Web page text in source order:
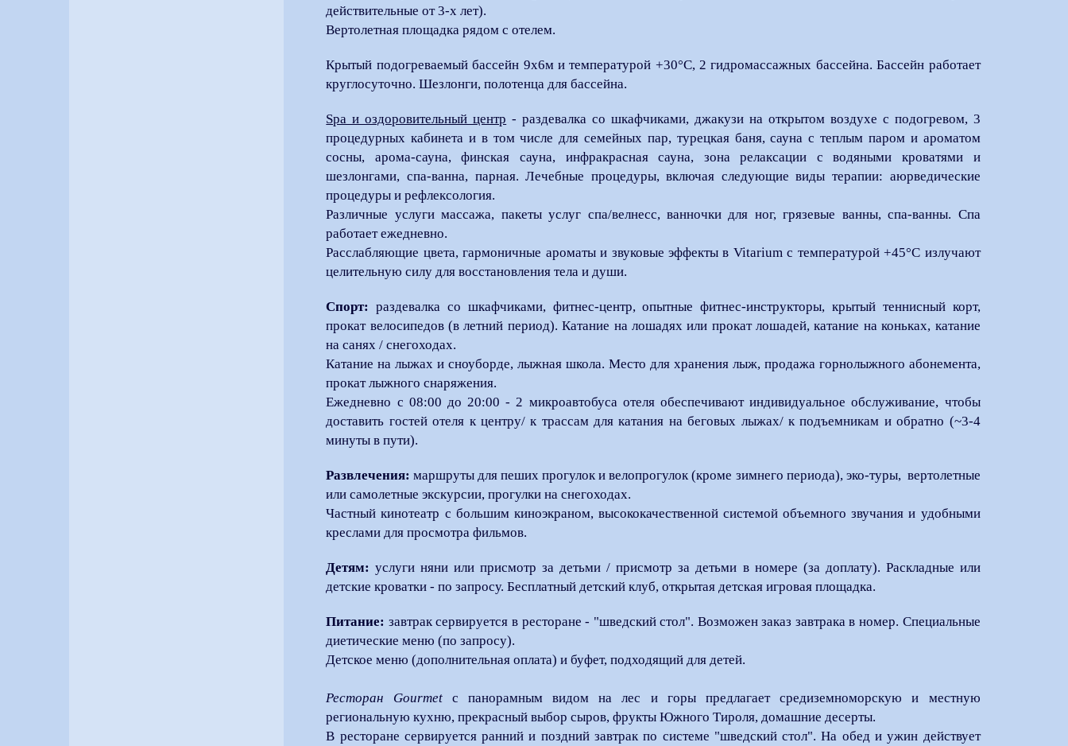
действительные от 3-х лет).
Вертолетная площадка рядом с отелем.
Крытый подогреваемый бассейн 9х6м и температурой +30°С, 2 гидромассажных бассейна. Бассейн работает
круглосуточно. Шезлонги, полотенца для бассейна.
Spa и оздоровительный центр - раздевалка со шкафчиками, джакузи на открытом воздухе с подогревом, 3
процедурных кабинета и в том числе для семейных пар, турецкая баня, сауна с теплым паром и ароматом
сосны, арома-сауна, финская сауна, инфракрасная сауна, зона релаксации с водяными кроватями и
шезлонгами, спа-ванна, парная. Лечебные процедуры, включая следующие виды терапии: аюрведические
процедуры и рефлексология.
Различные услуги массажа, пакеты услуг спа/велнесс, ванночки для ног, грязевые ванны, спа-ванны. Спа
работает ежедневно.
Расслабляющие цвета, гармоничные ароматы и звуковые эффекты в Vitarium с температурой +45°C излучают
целительную силу для восстановления тела и души.
Спорт: раздевалка со шкафчиками, фитнес-центр, опытные фитнес-инструкторы, крытый теннисный корт,
прокат велосипедов (в летний период). Катание на лошадях или прокат лошадей, катание на коньках, катание
на санях / снегоходах.
Катание на лыжах и сноуборде, лыжная школа. Место для хранения лыж, продажа горнолыжного абонемента,
прокат лыжного снаряжения.
Ежедневно с 08:00 до 20:00 - 2 микроавтобуса отеля обеспечивают индивидуальное обслуживание, чтобы
доставить гостей отеля к центру/ к трассам для катания на беговых лыжах/ к подъемникам и обратно (~3-4
минуты в пути).
Развлечения: маршруты для пеших прогулок и велопрогулок (кроме зимнего периода), эко-туры, вертолетные
или самолетные экскурсии, прогулки на снегоходах.
Частный кинотеатр с большим киноэкраном, высококачественной системой объемного звучания и удобными
креслами для просмотра фильмов.
Детям: услуги няни или присмотр за детьми / присмотр за детьми в номере (за доплату). Раскладные или
детские кроватки - по запросу. Бесплатный детский клуб, открытая детская игровая площадка.
Питание: завтрак сервируется в ресторане - "шведский стол". Возможен заказ завтрака в номер. Специальные
диетические меню (по запросу).
Детское меню (дополнительная оплата) и буфет, подходящий для детей.
Ресторан Gourmetс панорамным видом на лес и горы предлагает средиземноморскую и местную
региональную кухню, прекрасный выбор сыров, фрукты Южного Тироля, домашние десерты.
В ресторане сервируется ранний и поздний завтрак по системе "шведский стол". На обед и ужин действует